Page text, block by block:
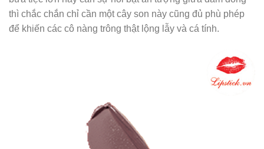
thì chắc chắn chỉ cần một cây son này cũng đủ phù phép
để khiến các cô nàng trông thật lộng lẫy và cá tính.